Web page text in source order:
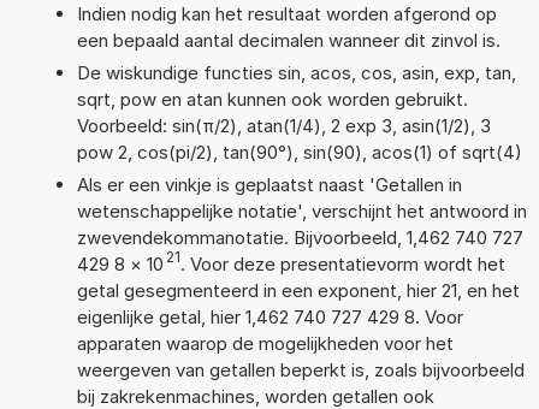
Indien nodig kan het resultaat worden afgerond op
een bepaald aantal decimalen wanneer dit zinvol is.
De wiskundige functies sin, acos, cos, asin, exp, tan,
sqrt, pow en atan kunnen ook worden gebruikt.
Voorbeeld: sin(π/2), atan(1/4), 2 exp 3, asin(1/2), 3
pow 2, cos(pi/2), tan(90°), sin(90), acos(1) of sqrt(4)
Als er een vinkje is geplaatst naast 'Getallen in
wetenschappelijke notatie', verschijnt het antwoord in
zwevendekommanotatie. Bijvoorbeeld, 1,462 740 727
429 8 × 10 21. Voor deze presentatievorm wordt het
getal gesegmenteerd in een exponent, hier 21, en het
eigenlijke getal, hier 1,462 740 727 429 8. Voor
apparaten waarop de mogelijkheden voor het
weergeven van getallen beperkt is, zoals bijvoorbeeld
bij zakrekenmachines, worden getallen ook